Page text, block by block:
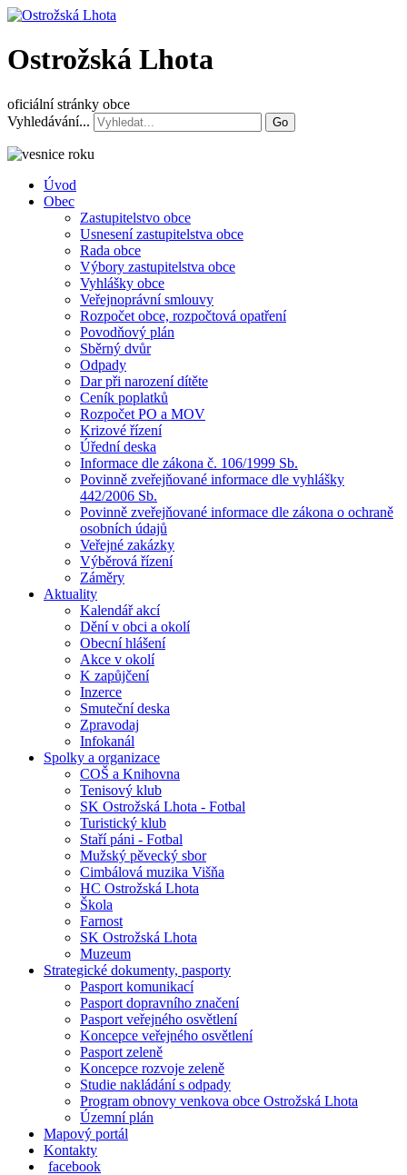
Ostrožská Lhota
oficiální stránky obce
Vyhledávání...
Go
Úvod
Obec
Zastupitelstvo obce
Usnesení zastupitelstva obce
Rada obce
Výbory zastupitelstva obce
Vyhlášky obce
Veřejnoprávní smlouvy
Rozpočet obce, rozpočtová opatření
Povodňový plán
Sběrný dvůr
Odpady
Dar při narození dítěte
Ceník poplatků
Rozpočet PO a MOV
Krizové řízení
Úřední deska
Informace dle zákona č. 106/1999 Sb.
Povinně zveřejňované informace dle vyhlášky
442/2006 Sb.
Povinně zveřejňované informace dle zákona o ochraně
osobních údajů
Veřejné zakázky
Výběrová řízení
Záměry
Aktuality
Kalendář akcí
Dění v obci a okolí
Obecní hlášení
Akce v okolí
K zapůjčení
Inzerce
Smuteční deska
Zpravodaj
Infokanál
Spolky a organizace
COŠ a Knihovna
Tenisový klub
SK Ostrožská Lhota - Fotbal
Turistický klub
Staří páni - Fotbal
Mužský pěvecký sbor
Cimbálová muzika Višňa
HC Ostrožská Lhota
Škola
Farnost
SK Ostrožská Lhota
Muzeum
Strategické dokumenty, pasporty
Pasport komunikací
Pasport dopravního značení
Pasport veřejného osvětlení
Koncepce veřejného osvětlení
Pasport zeleně
Koncepce rozvoje zeleně
Studie nakládání s odpady
Program obnovy venkova obce Ostrožská Lhota
Územní plán
Mapový portál
Kontakty
facebook